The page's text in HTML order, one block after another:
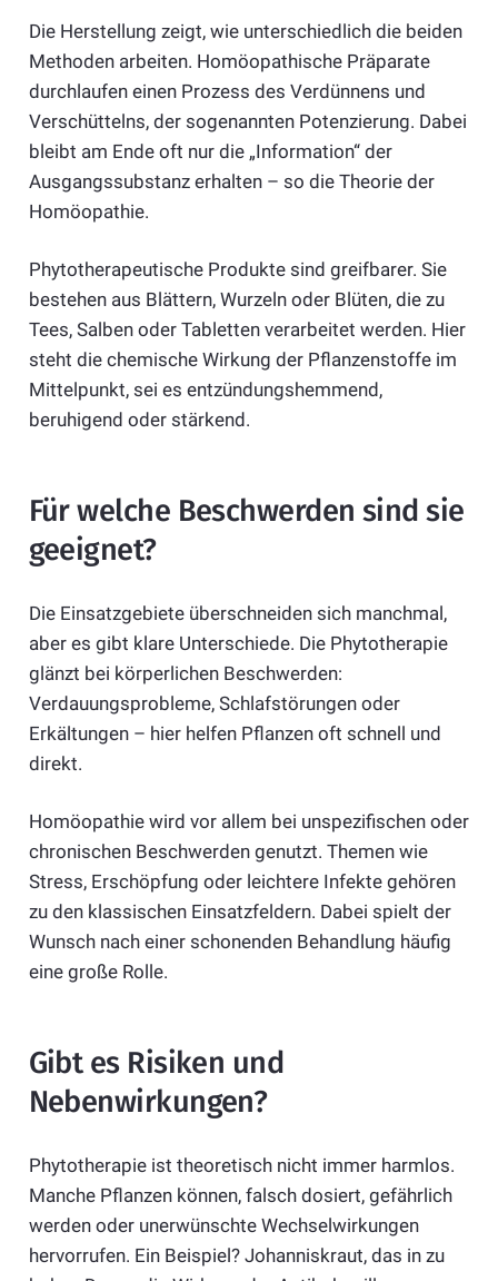
Die Herstellung zeigt, wie unterschiedlich die beiden
Methoden arbeiten. Homöopathische Präparate
durchlaufen einen Prozess des Verdünnens und
Verschüttelns, der sogenannten Potenzierung. Dabei
bleibt am Ende oft nur die „Information“ der
Ausgangssubstanz erhalten – so die Theorie der
Homöopathie.
Phytotherapeutische Produkte sind greifbarer. Sie
bestehen aus Blättern, Wurzeln oder Blüten, die zu
Tees, Salben oder Tabletten verarbeitet werden. Hier
steht die chemische Wirkung der Pflanzenstoffe im
Mittelpunkt, sei es entzündungshemmend,
beruhigend oder stärkend.
Für welche Beschwerden sind sie
geeignet?
Die Einsatzgebiete überschneiden sich manchmal,
aber es gibt klare Unterschiede. Die Phytotherapie
glänzt bei körperlichen Beschwerden:
Verdauungsprobleme, Schlafstörungen oder
Erkältungen – hier helfen Pflanzen oft schnell und
direkt.
Homöopathie wird vor allem bei unspezifischen oder
chronischen Beschwerden genutzt. Themen wie
Stress, Erschöpfung oder leichtere Infekte gehören
zu den klassischen Einsatzfeldern. Dabei spielt der
Wunsch nach einer schonenden Behandlung häufig
eine große Rolle.
Gibt es Risiken und
Nebenwirkungen?
Phytotherapie ist theoretisch nicht immer harmlos.
Manche Pflanzen können, falsch dosiert, gefährlich
werden oder unerwünschte Wechselwirkungen
hervorrufen. Ein Beispiel? Johanniskraut, das in zu